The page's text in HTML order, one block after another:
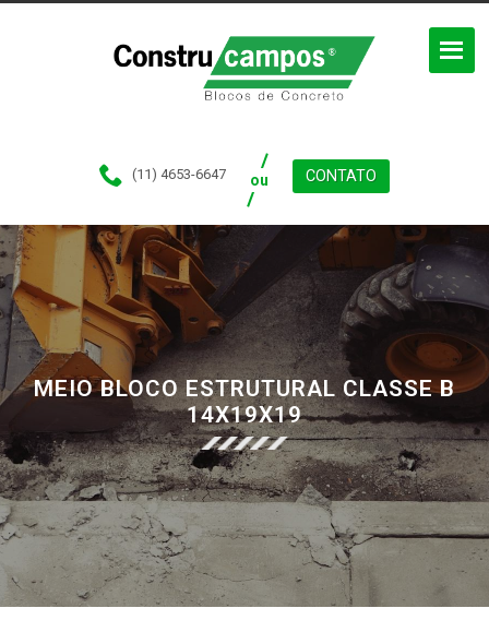
(11) 4653-6647 ou CONTATO
MEIO BLOCO ESTRUTURAL CLASSE B
14X19X19